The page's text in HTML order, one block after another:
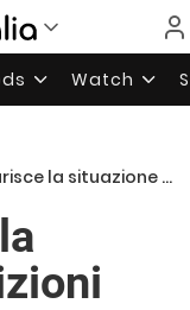
Watch
spedizioni dell’iPad